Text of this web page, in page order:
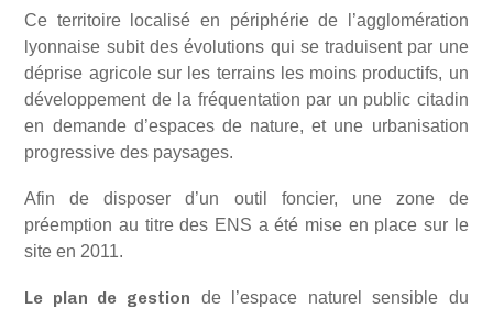
Ce territoire localisé en périphérie de l’agglomération
lyonnaise subit des évolutions qui se traduisent par une
déprise agricole sur les terrains les moins productifs, un
développement de la fréquentation par un public citadin
en demande d’espaces de nature, et une urbanisation
progressive des paysages.
Afin de disposer d’un outil foncier, une zone de
préemption au titre des ENS a été mise en place sur le
site en 2011.
Le plan de gestion de l’espace naturel sensible du